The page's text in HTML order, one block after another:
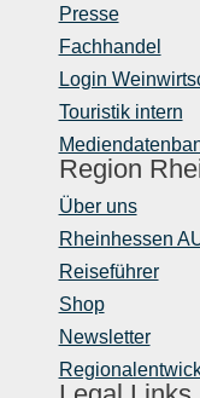
Presse
Fachhandel
Login
Touristik intern
Region
Über uns
Rheinhessen
Reiseführer
Shop
Newsletter